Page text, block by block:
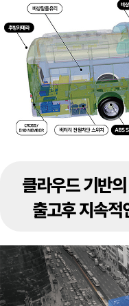
클라우드 기반
출고후 지속